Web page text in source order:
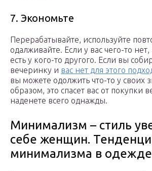
7. Экономьте
Перерабатывайте, используйте
одалживайте. Если у вас чего-то
есть у кого-то другого. Если вы
вечеринку и вас нет для этого
вы можете одолжить что-то у своих
образом, это спасет вас от покупки
наденете всего однажды.
Минимализм – стиль
себе женщин.
минимализма в одежде